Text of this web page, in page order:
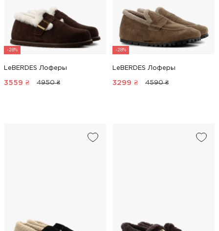
-28%
LeBERDES Лоферы
3559 ₴ 4950 ₴
-28%
LeBERDES Лоферы
3299 ₴ 4590 ₴